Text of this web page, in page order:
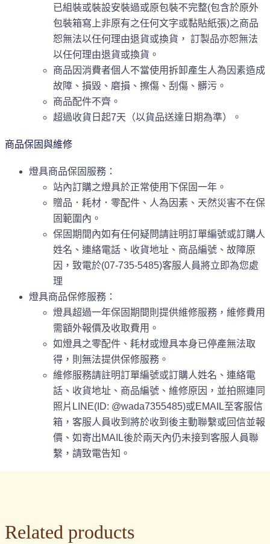
已組裝或裝設安裝過或原包裝不完整(包含於原外
包裝箱寫上非原有之任何文字或黏貼紙張)之商品
恕無法以任何理由退貨或換貨， 訂製品亦恕無法
以任何理由退貨或換貨。
商品因消費者個人不當使用拆卸產生人為因素造成
故障、損毀、磨損、擦傷、刮傷、髒污。
商品配件不齊。
超過收貨日起7天（以貨品送達日期為準）。
商品保固與維修
燈具商品保固服務：
站內訂購之燈具於正常使用下保固一年。
贈品．耗材．零配件、人為因素、天然災害不在保
固範圍內。
保固期間內如有任何疑問請註明訂單編號或訂購人
姓名、連絡電話、收貨地址、商品編號、故障原
因，致電於(07-735-5485)客服人員將立即為您處
理
燈具商品保修服務：
燈具超過一年保固期間則提供維修服務，維修費用
需額外報價及收取費用。
如燈具之零配件、耗材或燈具本身已停產無法取
得，則無法提供保修服務。
維修服務請註明訂單編號或訂購人姓名、連絡電
話、收貨地址、商品編號、維修原因，並拍照連同
照片LINE(ID: @wada7355485)或EMAIL至客服信
箱，客服人員收到將於收到後主動聯繫或回信並報
價、如寄出MAIL後於兩天內仍未接到客服人員聯
繫，請致電告知。
Related products